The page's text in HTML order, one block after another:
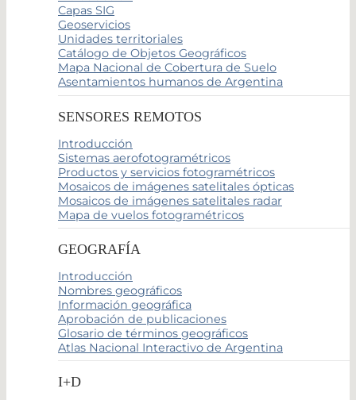
Capas SIG
Geoservicios
Unidades territoriales
Catálogo de Objetos Geográficos
Mapa Nacional de Cobertura de Suelo
Asentamientos humanos de Argentina
SENSORES REMOTOS
Introducción
Sistemas aerofotogramétricos
Productos y servicios fotogramétricos
Mosaicos de imágenes satelitales ópticas
Mosaicos de imágenes satelitales radar
Mapa de vuelos fotogramétricos
GEOGRAFÍA
Introducción
Nombres geográficos
Información geográfica
Aprobación de publicaciones
Glosario de términos geográficos
Atlas Nacional Interactivo de Argentina
I+D